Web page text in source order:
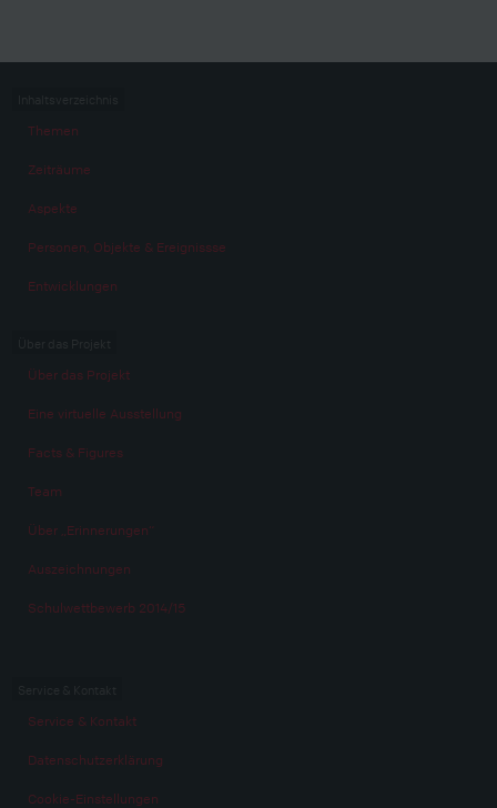
Themen
Zeiträume
Aspekte
Personen, Objekte & Ereignissse
Entwicklungen
Über das Projekt
Eine virtuelle Ausstellung
Facts & Figures
Team
Über „Erinnerungen“
Auszeichnungen
Schulwettbewerb 2014/15
Service & Kontakt
Datenschutzerklärung
Cookie-Einstellungen